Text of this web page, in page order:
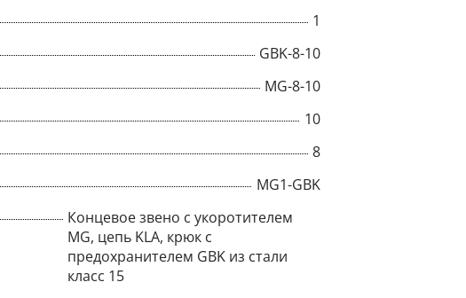
1
GBK-8-10
MG-8-10
10
8
MG1-GBK
Концевое звено с укоротителем
MG, цепь KLA, крюк с
предохранителем GBK из стали
класс 15
Title
Popup Content